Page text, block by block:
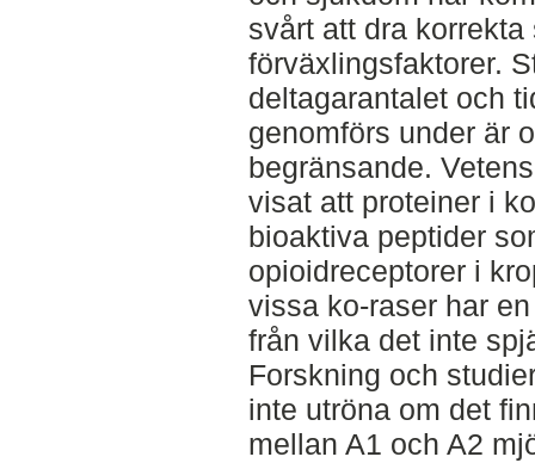
svårt att dra
förväxlingsfaktorer.
deltagarantalet och
genomförs under är
begränsande.
visat att proteiner i
bioaktiva peptider
opioidreceptorer i
vissa ko-raser har
från vilka det inte
Forskning och
inte utröna om det
mellan A1 och A2